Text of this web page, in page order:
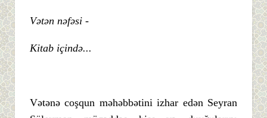
Vətən nəfəsi -
Kitab içində...
Vətənə coşqun məhəbbətini izhar edən Seyran